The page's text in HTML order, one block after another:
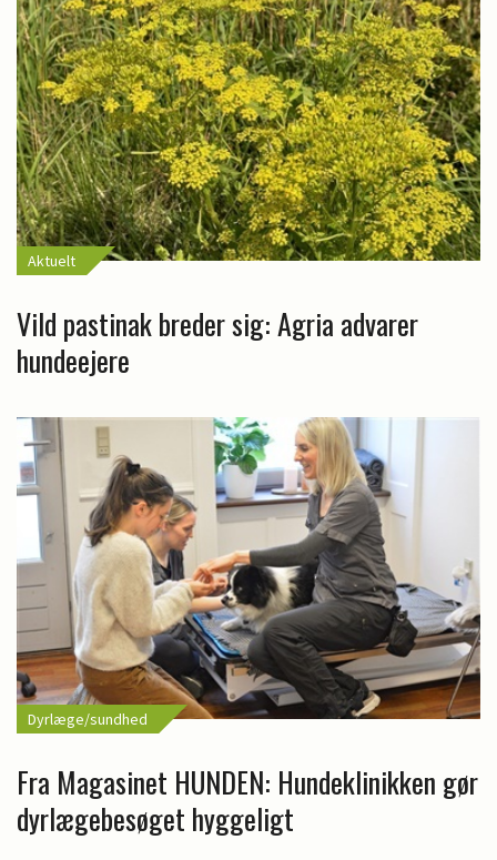
Aktuelt
Vild pastinak breder sig: Agria advarer
hundeejere
Dyrlæge/sundhed
Fra Magasinet HUNDEN: Hundeklinikken gør
dyrlægebesøget hyggeligt